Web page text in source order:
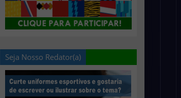
Seja Nosso Redator(a)